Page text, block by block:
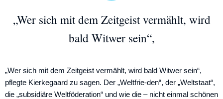
„Wer sich mit dem Zeitgeist vermählt, wird
bald Witwer sein“,
„Wer sich mit dem Zeitgeist vermählt, wird bald Witwer sein“,
pflegte Kierkegaard zu sagen. Der „Weltfrie-den“, der „Weltstaat“,
die „subsidiäre Weltföderation“ und wie die – nicht einmal schönen